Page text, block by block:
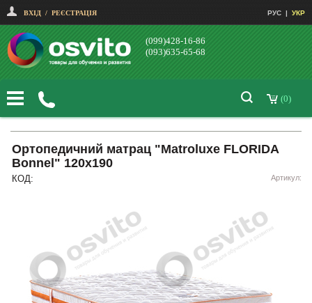
ВХІД / РЕЄСТРАЦІЯ РУС | УКР
(099)428-16-86
(093)635-65-68
(0)
Ортопедичний матрац "Matroluxe FLORIDA
Bonnel" 120х190
КОД: Артикул: